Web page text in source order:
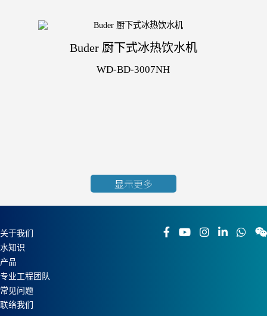
Buder 厨下式冰热饮水机
WD-BD-3007NH
显示更多
关于我们
水知识
产品
专业工程团队
常见问题
联络我们